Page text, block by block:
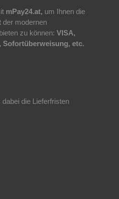
mPay24.at, um Ihnen die
der modernen
zu können: VISA,
Sofortüberweisung, etc.
dabei die Lieferfristen